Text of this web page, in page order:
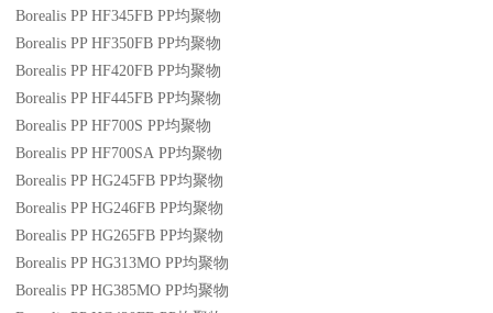
Borealis PP HF345FB PP均聚物
Borealis PP HF350FB PP均聚物
Borealis PP HF420FB PP均聚物
Borealis PP HF445FB PP均聚物
Borealis PP HF700S PP均聚物
Borealis PP HF700SA PP均聚物
Borealis PP HG245FB PP均聚物
Borealis PP HG246FB PP均聚物
Borealis PP HG265FB PP均聚物
Borealis PP HG313MO PP均聚物
Borealis PP HG385MO PP均聚物